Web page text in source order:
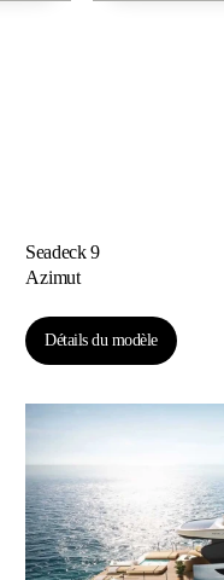
Seadeck 9
Azimut
Détails du modèle